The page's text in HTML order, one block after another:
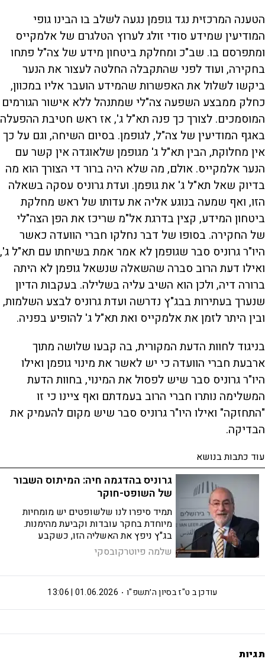
הטענה המרכזית נגד גופמן נגעה לשלב בו הבינו גופי
המודיעין שמידע סודי זולג לערוץ הטלגרם של אלמקייס
ומתפרסם בו. שב"כ ומחלקת ביטחון מידע של צה"ל פתחו
בחקירה, ועוד לפני שהתקבלה החלטה לעצור את הנער
ביקשו לשלול את האפשרות שהמידע הועבר אליו במכוון,
כחלק ממבצע השפעה צה"לי שמתנהל ללא אישור הגורמים
המוסמכים. לצורך כך פנה תא"ל ג', אז ראש חטיבת ההפעלה
באגף המודיעין של צה"ל, לגופמן. בסיום השיחה, וגם על כך
אין מחלוקת, הבין תא"ל ג' מגופמן שלאוגדה אין קשר עם
הנער אלמקייס. אולם, מה שלא היה ברור די הצורך הוא מה
בדיוק שאל תא"ל ג' את גופמן. ועדת גרוניס עסקה בשאלה
הזו, ואף שמעה בנוגע אליה את עדותו של ראש מחלקת
ביטחון המידע, קצין בדרגת אל"מ שריכז את הפן הצה"לי
של החקירה. בסופו של דבר נחלקו חברי הוועדה כאשר
היו"ר גרוניס סבר שגופמן לא אמר אמת בשיחתו עם תא"ל ג',
ואילו דעת הרוב סברה שהשאלה שנשאל גופמן לא היתה
ברורה דיה, ולכן הוא השיב עליה בשלילה. בעקבות הדיון
שנערך בעתירות בבג"ץ נדרשה ועדת גרוניס לבצע השלמות,
ובין היתר לזמן את אלמקייס ואת תא"ל ג' להופיע בפניה.
בניגוד לחוות הדעת המקורית, בה קבעו שלושה מתוך
ארבעת חברי הוועדה כי יש לאשר את מינוי גופמן ואילו
היו"ר גרוניס סבר שיש לפסול את המינוי, בחוות הדעת
המשלימה נותרו חברי הרוב בעמדתם ואף ציינו כי זו
"התחזקה" ואילו היו"ר גרוניס סבר שיש מקום להעמיק את
הבדיקה.
עוד כתבות בנושא
גרוניס בהדגמה חיה: המיתוס השבור
של השופט-חוקר
תמיד סיפרו לנו שלשופטים יש מומחיות
מיוחדת בחקר עובדות וקביעת מהימנות.
בג"ץ ניפץ את האשליה הזו, כשקבע
שגרוניס כשל בבדיקת הטענות בעניין גופמן.
צריך להשתחרר מהנוהג של העמדת שופט
שלמה פיוטרקובסקי
ט"ז בסיון ה׳תשפ"ו 01.06.2026 | 13:06 עודכן ב
תגיות